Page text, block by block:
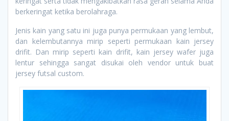
berkeringat ketika berolahraga.
Jenis kain yang satu ini juga punya permukaan yang lembut,
dan kelembutannya mirip seperti permukaan kain jersey
drifit. Dan mirip seperti kain drifit, kain jersey wafer juga
lentur sehingga sangat disukai oleh vendor untuk buat
jersey futsal custom.